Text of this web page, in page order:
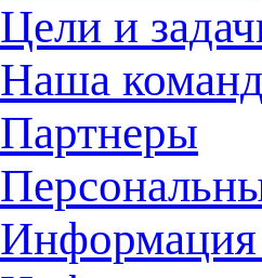
Цели и
Наша
Партнеры
Информация